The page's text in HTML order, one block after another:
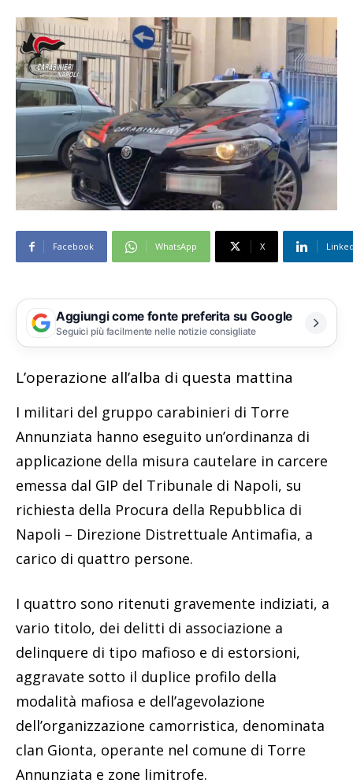
Facebook WhatsApp X
Aggiungi come fonte preferita su Google
Seguici più facilmente nelle notizie consigliate
L’operazione all’alba di questa mattina
I militari del gruppo carabinieri di Torre
Annunziata hanno eseguito un’ordinanza di
applicazione della misura cautelare in carcere
emessa dal GIP del Tribunale di Napoli, su
richiesta della Procura della Repubblica di
Napoli – Direzione Distrettuale Antimafia, a
carico di quattro persone.
I quattro sono ritenuti gravemente indiziati, a
vario titolo, dei delitti di associazione a
delinquere di tipo mafioso e di estorsioni,
aggravate sotto il duplice profilo della
modalità mafiosa e dell’agevolazione
dell’organizzazione camorristica, denominata
clan Gionta, operante nel comune di Torre
Annunziata e zone limitrofe.